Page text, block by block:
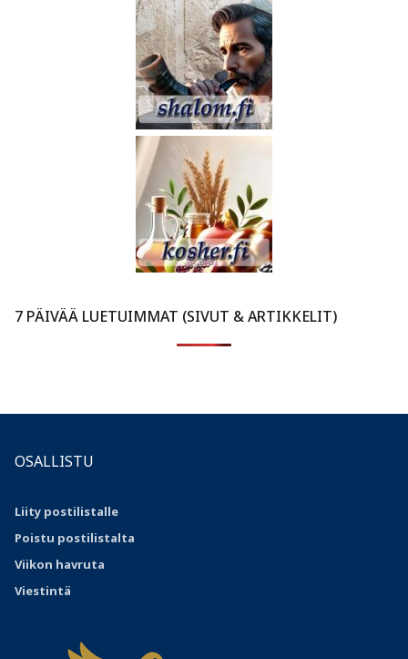
7 PÄIVÄÄ LUETUIMMAT (SIVUT & ARTIKKELIT)
OSALLISTU
Liity postilistalle
Poistu postilistalta
Viikon havruta
Viestintä